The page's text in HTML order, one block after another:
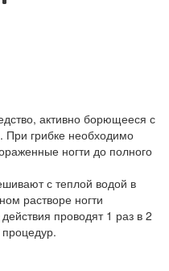
активно борющееся с
грибке необходимо
ногти до полного
с теплой водой в
растворе ногти
проводят 1 раз в 2